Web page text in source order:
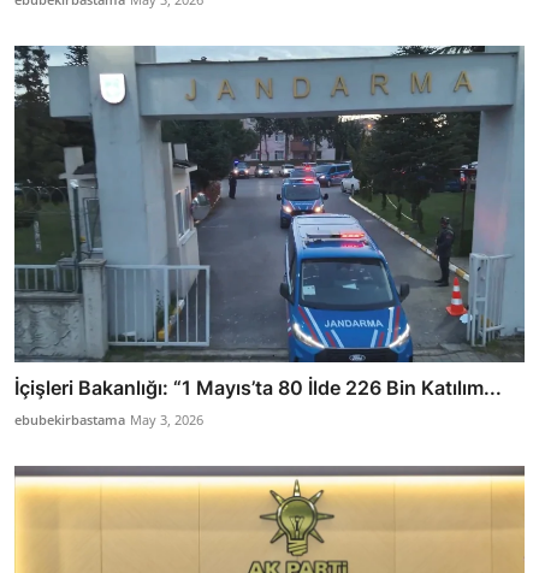
İçişleri Bakanlığı: “1 Mayıs’ta 80 İlde 226 Bin Katılım...
ebubekirbastama May 3, 2026